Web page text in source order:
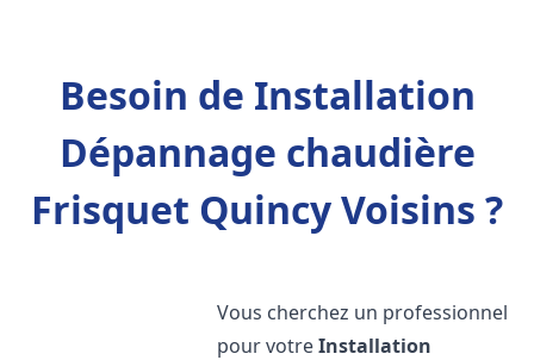
Besoin de Installation
Dépannage chaudière
Frisquet Quincy Voisins ?
Vous cherchez un professionnel
pour votreInstallation